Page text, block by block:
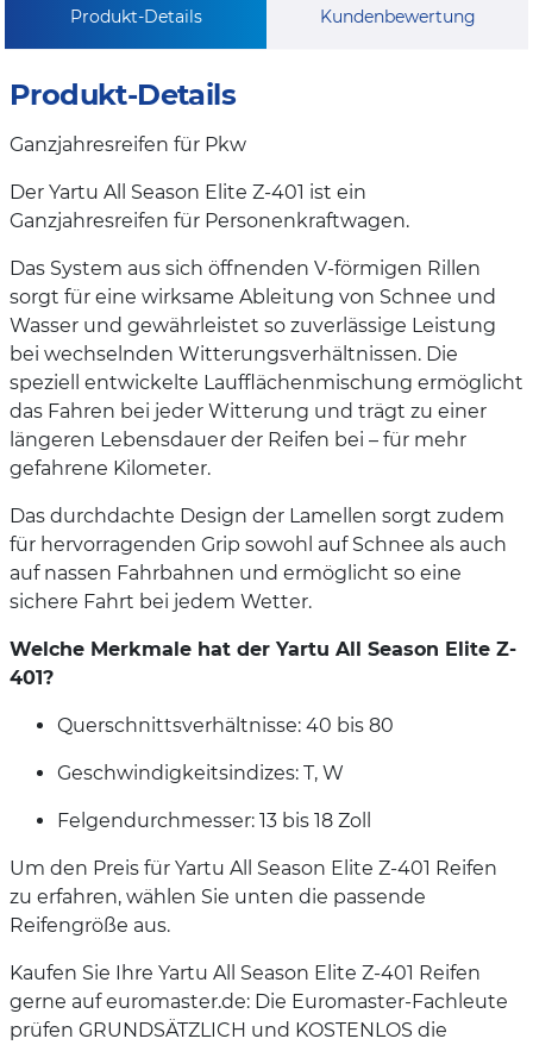
Produkt-Details Kundenbewertung
Produkt-Details
Ganzjahresreifen für Pkw
Der Yartu All Season Elite Z-401 ist ein
Ganzjahresreifen für Personenkraftwagen.
Das System aus sich öffnenden V-förmigen Rillen
sorgt für eine wirksame Ableitung von Schnee und
Wasser und gewährleistet so zuverlässige Leistung
bei wechselnden Witterungsverhältnissen. Die
speziell entwickelte Laufflächenmischung ermöglicht
das Fahren bei jeder Witterung und trägt zu einer
längeren Lebensdauer der Reifen bei – für mehr
gefahrene Kilometer.
Das durchdachte Design der Lamellen sorgt zudem
für hervorragenden Grip sowohl auf Schnee als auch
auf nassen Fahrbahnen und ermöglicht so eine
sichere Fahrt bei jedem Wetter.
Welche Merkmale hat der Yartu All Season Elite Z-
401?
Querschnittsverhältnisse: 40 bis 80
Geschwindigkeitsindizes: T, W
Felgendurchmesser: 13 bis 18 Zoll
Um den Preis für Yartu All Season Elite Z-401 Reifen
zu erfahren, wählen Sie unten die passende
Reifengröße aus.
Kaufen Sie Ihre Yartu All Season Elite Z-401 Reifen
gerne auf euromaster.de: Die Euromaster-Fachleute
prüfen GRUNDSÄTZLICH und KOSTENLOS die